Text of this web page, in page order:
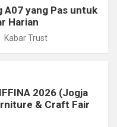
A07 yang Pas untuk
Harian
Kabar Trust
2026 (Jogja
& Craft Fair